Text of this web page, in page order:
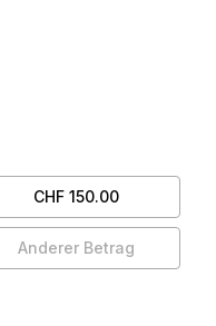
CHF 150.00
Anderer Betrag